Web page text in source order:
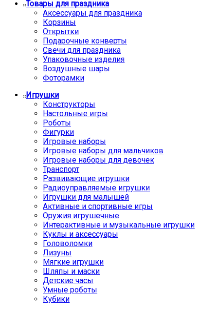
Товары для праздника
Аксессуары для праздника
Корзины
Открытки
Подарочные конверты
Свечи для праздника
Упаковочные изделия
Воздушные шары
Фоторамки
Игрушки
Конструкторы
Настольные игры
Роботы
Фигурки
Игровые наборы
Игровые наборы для мальчиков
Игровые наборы для девочек
Транспорт
Развивающие игрушки
Радиоуправляемые игрушки
Игрушки для малышей
Активные и спортивные игры
Оружия игрушечные
Интерактивные и музыкальные игрушки
Куклы и аксессуары
Головоломки
Лизуны
Мягкие игрушки
Шляпы и маски
Детские часы
Умные роботы
Кубики